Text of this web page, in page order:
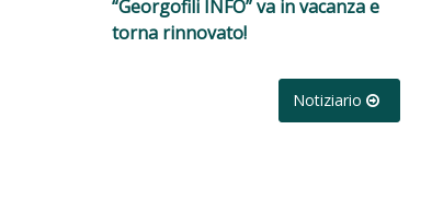
“Georgofili INFO” va in vacanza e
torna rinnovato!
Notiziario